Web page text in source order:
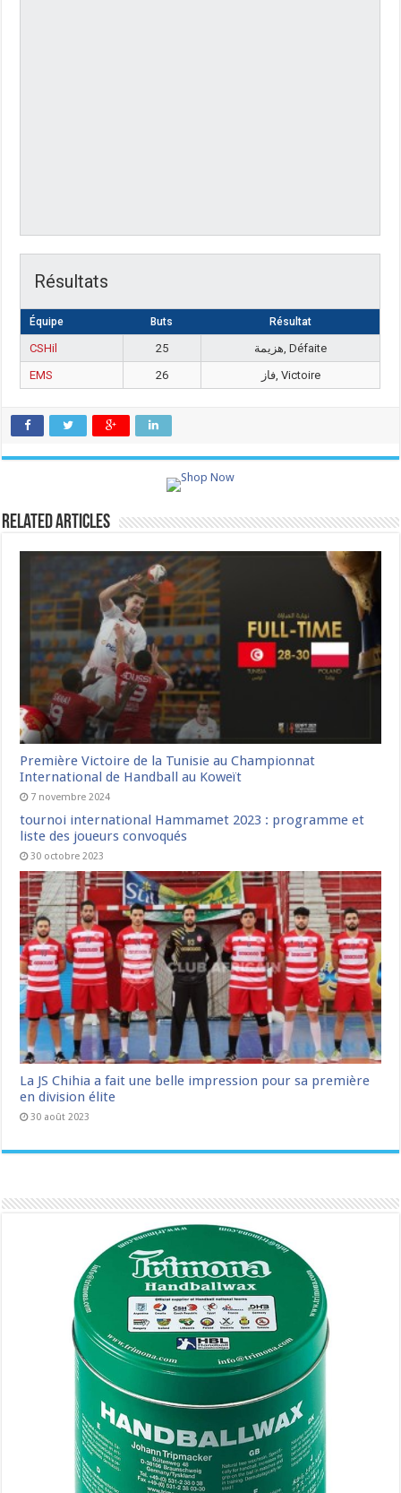
Résultats
Équipe Buts Résultat
CSHil 25
هزيمة, Défaite
EMS
26 فاز, Victoire
Related Articles
Première Victoire de la Tunisie au Championnat
International de Handball au Koweït
7 novembre 2024
tournoi international Hammamet 2023 : programme et
liste des joueurs convoqués
30 octobre 2023
La JS Chihia a fait une belle impression pour sa première
en division élite
30 août 2023